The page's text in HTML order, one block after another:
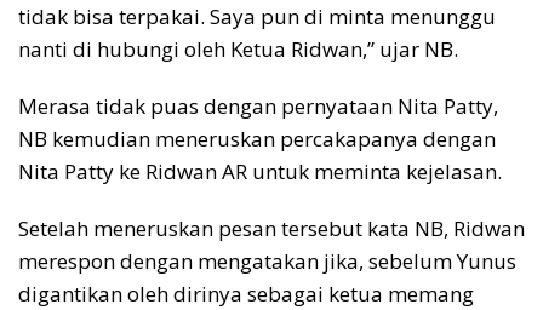
tidak bisa terpakai. Saya pun di minta menunggu
nanti di hubungi oleh Ketua Ridwan,” ujar NB.
Merasa tidak puas dengan pernyataan Nita Patty,
NB kemudian meneruskan percakapanya dengan
Nita Patty ke Ridwan AR untuk meminta kejelasan.
Setelah meneruskan pesan tersebut kata NB, Ridwan
merespon dengan mengatakan jika, sebelum Yunus
digantikan oleh dirinya sebagai ketua memang